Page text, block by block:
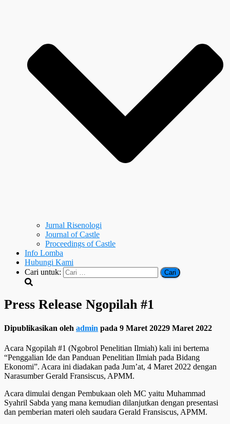
Jurnal Risenologi
Journal of Castle
Proceedings of Castle
Info Lomba
Hubungi Kami
Cari untuk:
Press Release Ngopilah #1
Dipublikasikan oleh admin pada 9 Maret 20229 Maret 2022
Acara Ngopilah #1 (Ngobrol Penelitian Ilmiah) kali ini bertema
“Penggalian Ide dan Panduan Penelitian Ilmiah pada Bidang
Ekonomi”. Acara ini diadakan pada Jum’at, 4 Maret 2022 dengan
Narasumber Gerald Fransiscus, APMM.
Acara dimulai dengan Pembukaan oleh MC yaitu Muhammad
Syahril Sabda yang mana kemudian dilanjutkan dengan presentasi
dan pemberian materi oleh saudara Gerald Fransiscus, APMM.